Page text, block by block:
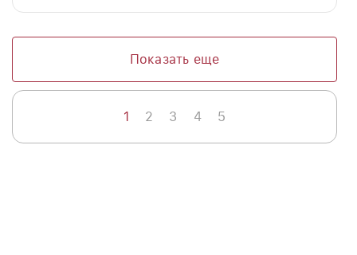
Показать еще
1 2 3 4 5